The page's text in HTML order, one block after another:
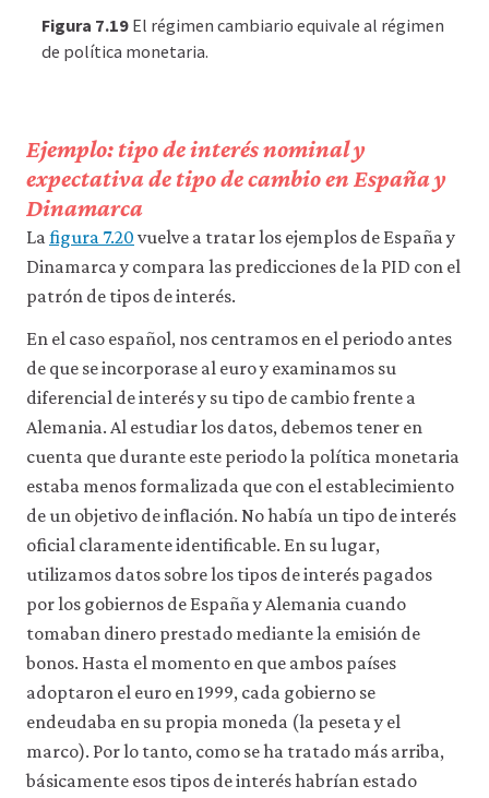
Figura 7.19 El régimen cambiario equivale al régimen
de política monetaria.
Ejemplo: tipo de interés nominal y
expectativa de tipo de cambio en España y
Dinamarca
La figura 7.20 vuelve a tratar los ejemplos de España y
Dinamarca y compara las predicciones de la PID con el
patrón de tipos de interés.
En el caso español, nos centramos en el periodo antes
de que se incorporase al euro y examinamos su
diferencial de interés y su tipo de cambio frente a
Alemania. Al estudiar los datos, debemos tener en
cuenta que durante este periodo la política monetaria
estaba menos formalizada que con el establecimiento
de un objetivo de inflación. No había un tipo de interés
oficial claramente identificable. En su lugar,
utilizamos datos sobre los tipos de interés pagados
por los gobiernos de España y Alemania cuando
tomaban dinero prestado mediante la emisión de
bonos. Hasta el momento en que ambos países
adoptaron el euro en 1999, cada gobierno se
endeudaba en su propia moneda (la peseta y el
marco). Por lo tanto, como se ha tratado más arriba,
básicamente esos tipos de interés habrían estado